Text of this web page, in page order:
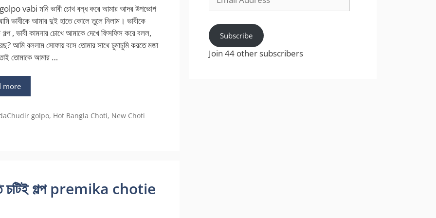
vabi মনি ভাবী চোখ বন্ধ করে আমার আদর উপভোগ
ভাবীকে আমার দুই হাতে কোলে তুলে নিলাম। ভাবীকে
গল্প , ভাবী কামনার চোখে আমাকে দেখে ফিসফিস করে বলল,
আমি বললাম সোফায় বসে তোমার সাথে চুমাচুমি করতে মজা
তাই তোমাকে আমার …
more
golpo, Hot Bangla Choti, New Choti
চটিই গল্প premika chotie
Address
Subscribe
Join 44 other subscribers